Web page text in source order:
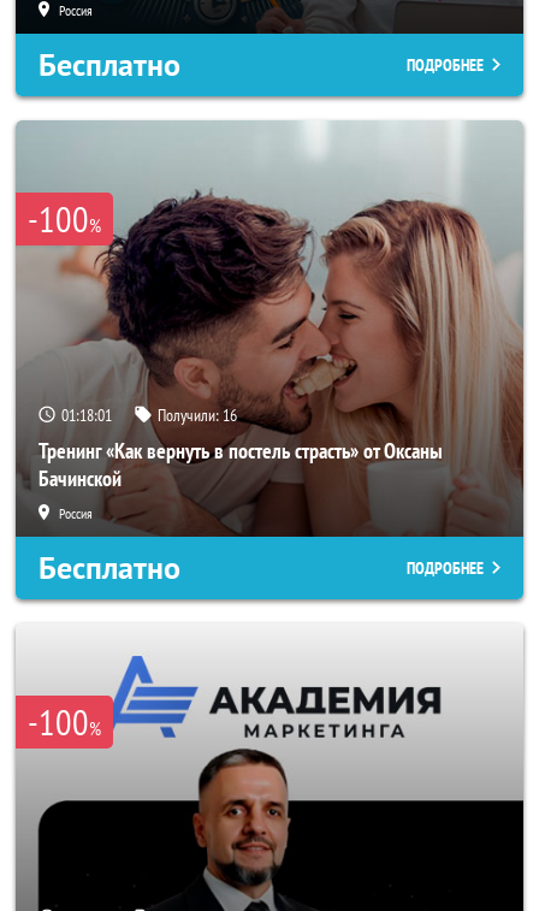
Россия
Бесплатно ПОДРОБНЕЕ
-100%
01:17:58 Получили: 16
Тренинг «Как вернуть в постель страсть» от Оксаны
Бачинской
Россия
Бесплатно ПОДРОБНЕЕ
-100%